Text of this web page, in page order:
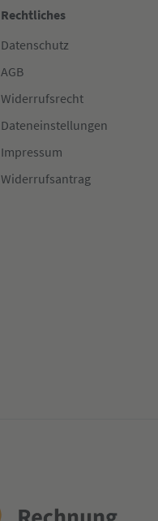
Rechtliches
Datenschutz
AGB
Widerrufsrecht
Dateneinstellungen
Impressum
Widerrufsantrag